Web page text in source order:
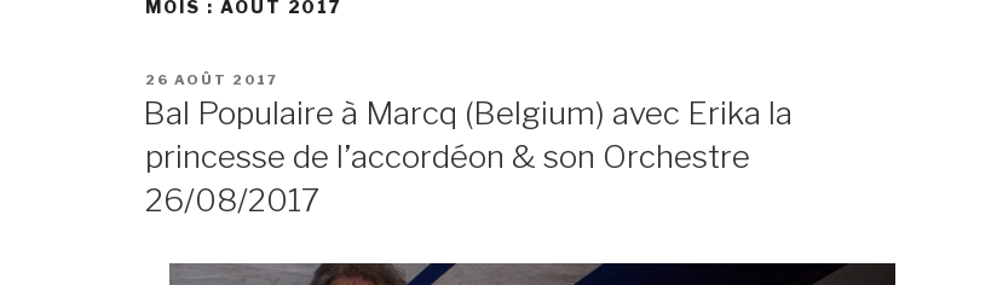
MOIS : AOÛT 2017
POSTED
26 AOÛT 2017
Bal Populaire à Marcq (Belgium) avec Erika la
princesse de l’accordéon & son Orchestre
26/08/2017